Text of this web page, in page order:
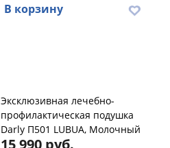
В корзину
Эксклюзивная лечебно-
профилактическая подушка
Darly П501 LUBUA, Молочный
15 990 руб.